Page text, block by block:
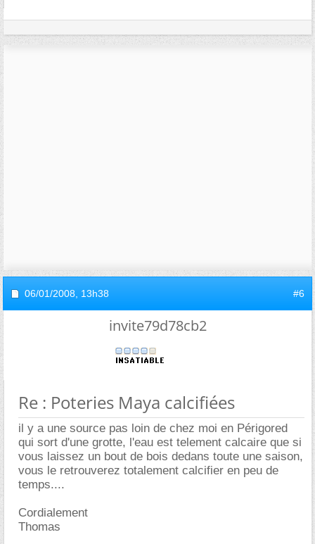
06/01/2008, 13h38 #6
invite79d78cb2
Re : Poteries Maya calcifiées
il y a une source pas loin de chez moi en Périgored
qui sort d'une grotte, l'eau est telement calcaire que si
vous laissez un bout de bois dedans toute une saison,
vous le retrouverez totalement calcifier en peu de
temps....
Cordialement
Thomas